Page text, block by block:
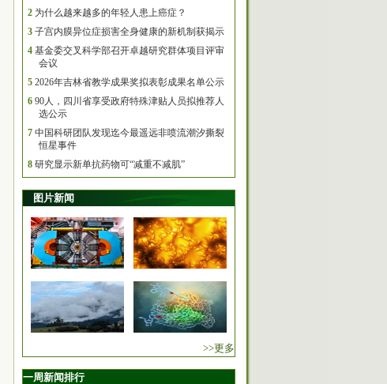
2 为什么越来越多的年轻人患上癌症？
3 子宫内膜异位症损害全身健康的新机制获揭示
4 基金委交叉科学部召开卓越研究群体项目评审
会议
5 2026年吉林省教学成果奖拟表彰成果名单公示
6 90人，四川省享受政府特殊津贴人员拟推荐人
选公示
7 中国科研团队发现迄今最遥远非喷流潮汐撕裂
恒星事件
8 研究显示新单抗药物可“减重不减肌”
图片新闻
>>更多
一周新闻排行